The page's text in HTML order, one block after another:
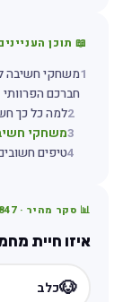
📖 תוכן העניינים
משחקי חשיבה
חברכם הפרוותי
2למה כל כך
משחקי
טיפים
📊 סקר מהיר ·
איזו חיית
🐶כלב